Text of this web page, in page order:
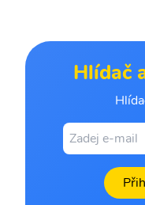
Hlídač